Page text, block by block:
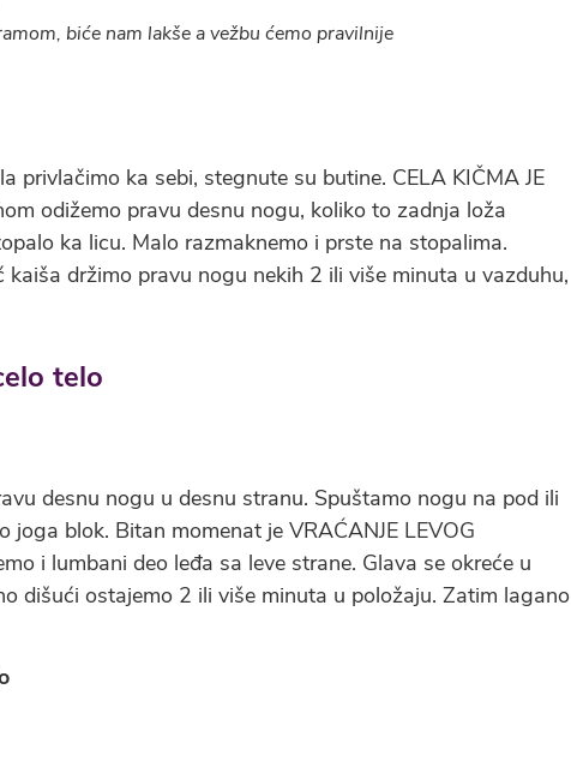
biće nam lakše a vežbu ćemo pravilnije
privlačimo ka sebi, stegnute su butine. CELA KIČMA JE
odižemo pravu desnu nogu, koliko to zadnja loža
ka licu. Malo razmaknemo i prste na stopalima.
držimo pravu nogu nekih 2 ili više minuta u vazduhu,
desnu nogu u desnu stranu. Spuštamo nogu na pod ili
blok. Bitan momenat je VRAĆANJE LEVOG
i lumbani deo leđa sa leve strane. Glava se okreće u
dišući ostajemo 2 ili više minuta u položaju. Zatim lagano